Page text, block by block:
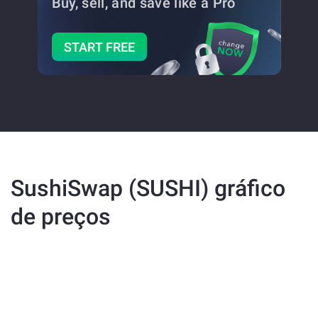
START FREE
SushiSwap (SUSHI) gráfico
de preços